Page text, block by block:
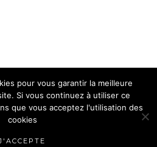
pour vous garantir la meilleure
Si vous continuez à utiliser ce
que vous acceptez l'utilisation des
cookies